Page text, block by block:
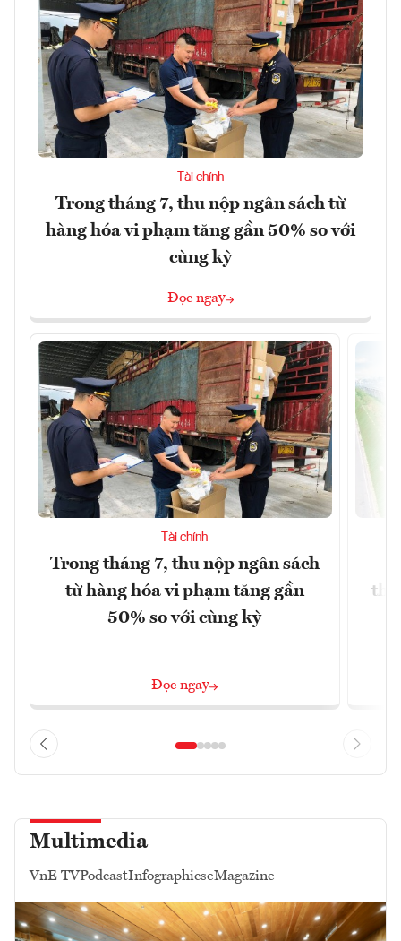
Tài chính
Trong tháng 7, thu nộp ngân sách từ
hàng hóa vi phạm tăng gần 50% so với
cùng kỳ
Đọc ngay
Tài chính
Trong tháng 7, thu nộp ngân sách
từ hàng hóa vi phạm tăng gần
50% so với cùng kỳ
Đọc ngay
Multimedia
VnE TVPodcastInfographicseMagazine